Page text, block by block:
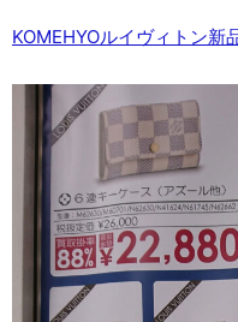
KOMEHYOルイヴィトン新